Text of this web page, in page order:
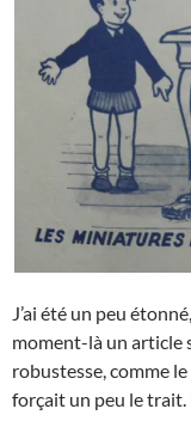
J’ai été un peu
moment-là un article
robustesse, comme
forçait un peu le trait.